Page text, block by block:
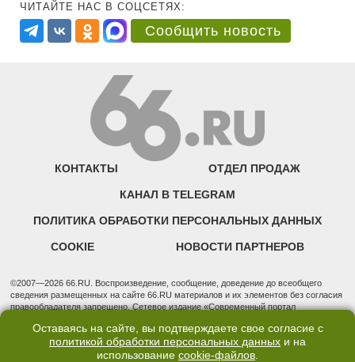
ЧИТАЙТЕ НАС В СОЦСЕТЯХ:
Сообщить новость
КОНТАКТЫ ОТДЕЛ ПРОДАЖ
КАНАЛ В TELEGRAM
ПОЛИТИКА ОБРАБОТКИ ПЕРСОНАЛЬНЫХ ДАННЫХ
COOKIE НОВОСТИ ПАРТНЕРОВ
©2007—2026 66.RU. Воспроизведение, сообщение, доведение до всеобщего
сведения размещенных на сайте 66.RU материалов и их элементов без согласия
правообладателя запрещено. Сетевое издание «Современный портал
надзору в сфере связи, информационных технологий и массовых коммуникаций
(Роскомнадзор). Регистрационный номер ЭЛ № ФС 77 - 76634 от 02.09.2019
Учредитель: Общество с ограниченной ответственностью "66.ру". Юридический
Оставаясь на сайте, вы подтверждаете свое согласие с
политикой обработки персональных данных и на
использование cookie-файлов.